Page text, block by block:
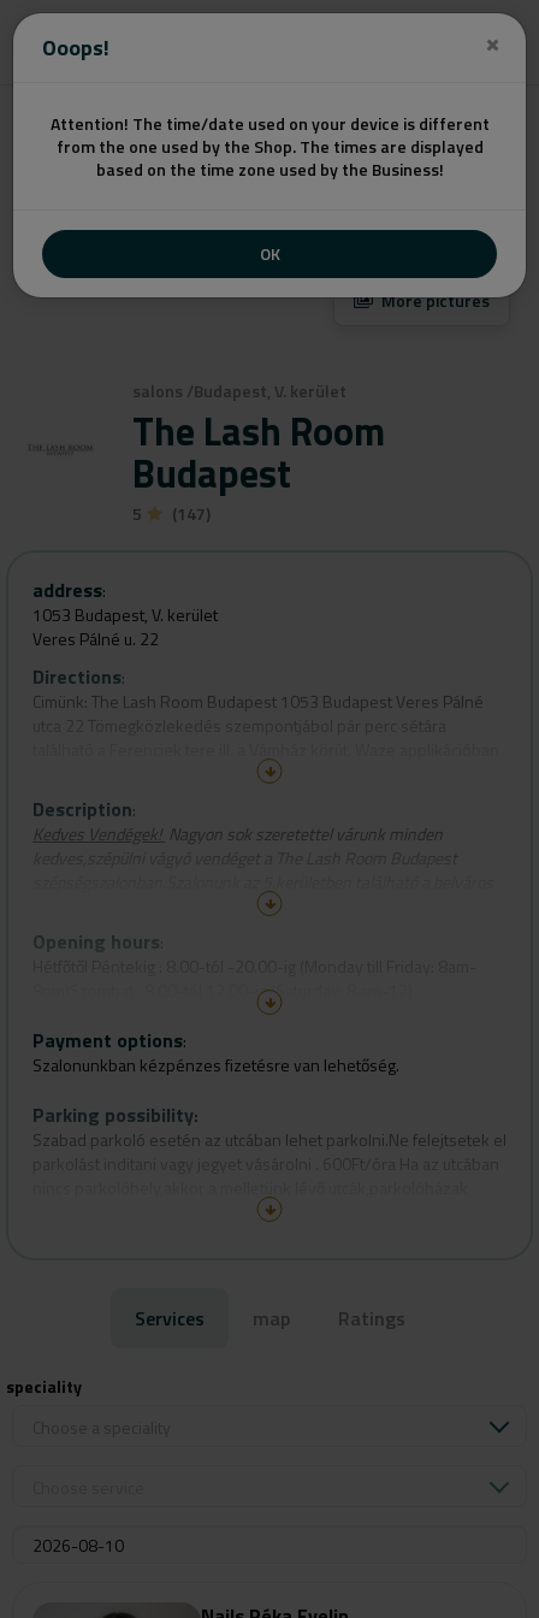
Ooops!
Attention! The time/date used on your device is different
from the one used by the Shop. The times are displayed
based on the time zone used by the Business!
OK
salons /Budapest, V. kerület
The Lash Room
Budapest
5 (147)
More pictures
address:
1053 Budapest, V. kerület
Veres Pálné u. 22
Directions:
Cimünk: The Lash Room Budapest 1053 Budapest Veres Pálné
Description:
Kedves Vendégek! Nagyon sok szeretettel várunk minden
Opening hours:
8pm)Szombat : 8.00-tól 12.00-ig (Saturday: 8.am-12)
Payment options:
Szalonunkban kézpénzes fizetésre van lehetőség.
Parking possibility:
Szabad parkoló esetén az utcában lehet parkolni.Ne felejtsetek el
(Irányi utca,Molnár utca) rendelkezésre állnak.
Services map Ratings
speciality